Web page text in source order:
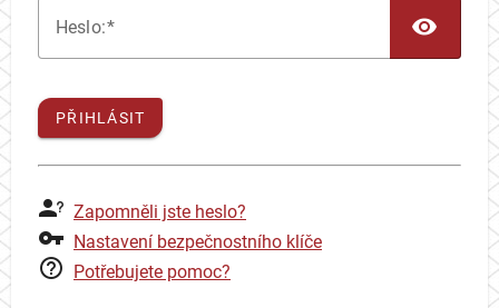
Heslo:
PŘIHLÁSIT
Zapomněli jste heslo?
Nastavení bezpečnostního klíče
Potřebujete pomoc?